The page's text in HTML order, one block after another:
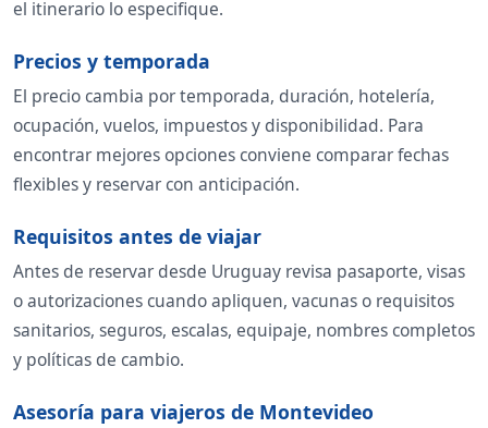
el itinerario lo especifique.
Precios y temporada
El precio cambia por temporada, duración, hotelería,
ocupación, vuelos, impuestos y disponibilidad. Para
encontrar mejores opciones conviene comparar fechas
flexibles y reservar con anticipación.
Requisitos antes de viajar
Antes de reservar desde Uruguay revisa pasaporte, visas
o autorizaciones cuando apliquen, vacunas o requisitos
sanitarios, seguros, escalas, equipaje, nombres completos
y políticas de cambio.
Asesoría para viajeros de Montevideo